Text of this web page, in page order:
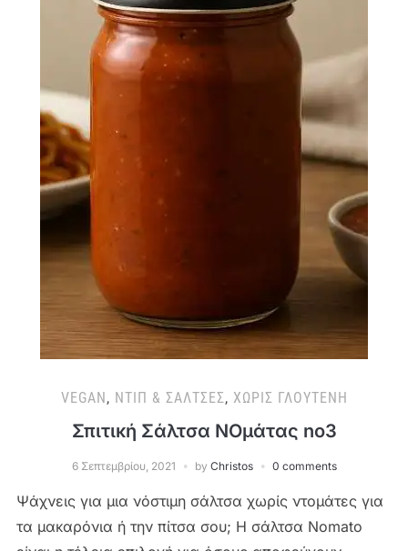
VEGAN, ΝΤΙΠ & ΣΆΛΤΣΕΣ, ΧΩΡΊΣ ΓΛΟΥΤΈΝΗ
Σπιτική Σάλτσα NOμάτας no3
6 Σεπτεμβρίου, 2021 by Christos 0 comments
Ψάχνεις για μια νόστιμη σάλτσα χωρίς ντομάτες για
τα μακαρόνια ή την πίτσα σου; Η σάλτσα Nomato